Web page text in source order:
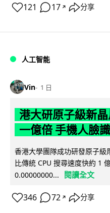
121 17 ↗ 分享
人工智能
Vin 1 日
港大研原子級新
一億倍 手機人臉
香港大學團隊成功研發原子級
比傳統 CPU 搜尋速度快約 1
0.00000000...
閱讀全文
346 72 ↗ 分享